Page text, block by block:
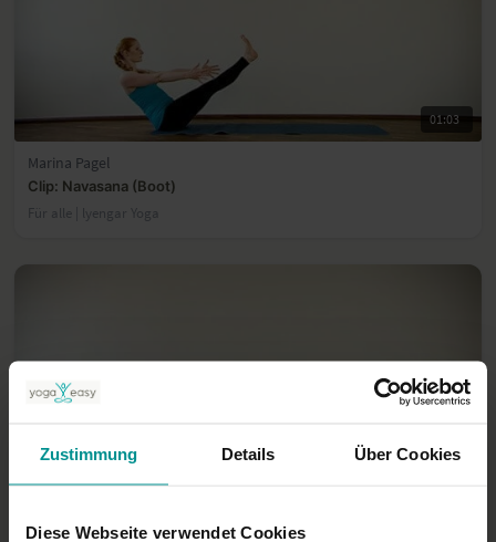
Zustimmung Details Über Cookies
Diese Webseite verwendet Cookies
01:03
Marina Pagel
Clip: Navasana (Boot)
Für alle | lyengar Yoga